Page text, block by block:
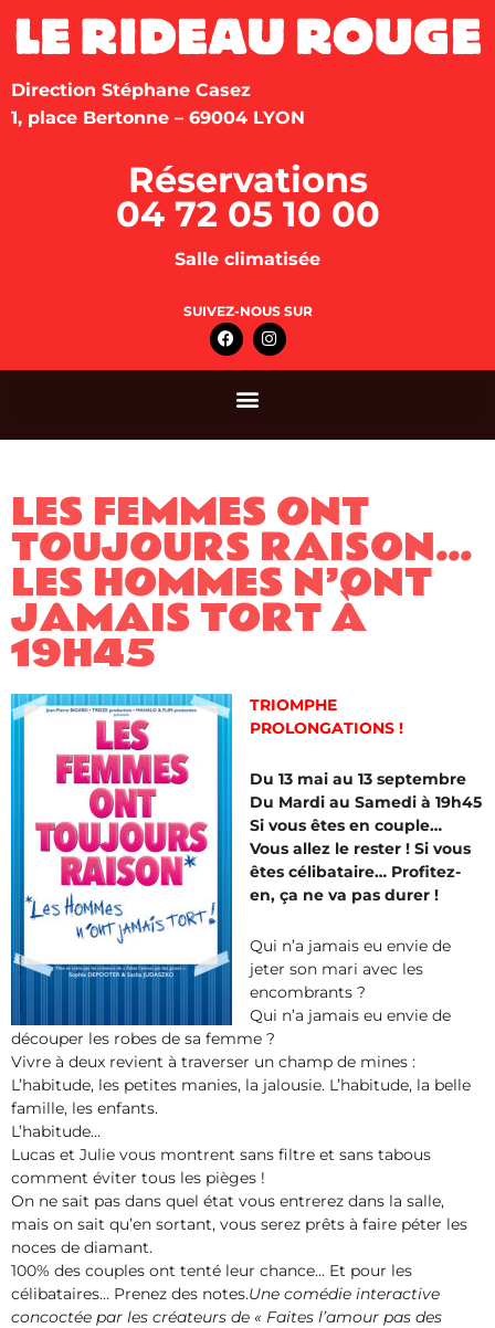
Direction Stéphane Casez
1, place Bertonne – 69004 LYON
Réservations
04 72 05 10 00
Salle climatisée
SUIVEZ-NOUS SUR
LES FEMMES ONT
TOUJOURS RAISON…
LES HOMMES N’ONT
JAMAIS TORT À
19H45
TRIOMPHE
PROLONGATIONS !
Du 13 mai au 13 septembre
Du Mardi au Samedi à 19h45
Si vous êtes en couple…
Vous allez le rester ! Si vous
êtes célibataire… Profitez-
en, ça ne va pas durer !
Qui n’a jamais eu envie de
jeter son mari avec les
encombrants ?
Qui n’a jamais eu envie de
découper les robes de sa femme ?
Vivre à deux revient à traverser un champ de mines :
L’habitude, les petites manies, la jalousie. L’habitude, la belle
famille, les enfants.
L’habitude…
Lucas et Julie vous montrent sans filtre et sans tabous
comment éviter tous les pièges !
On ne sait pas dans quel état vous entrerez dans la salle,
mais on sait qu’en sortant, vous serez prêts à faire péter les
noces de diamant.
100% des couples ont tenté leur chance… Et pour les
célibataires… Prenez des notes.Une comédie interactive
concoctée par les créateurs de « Faites l’amour pas des